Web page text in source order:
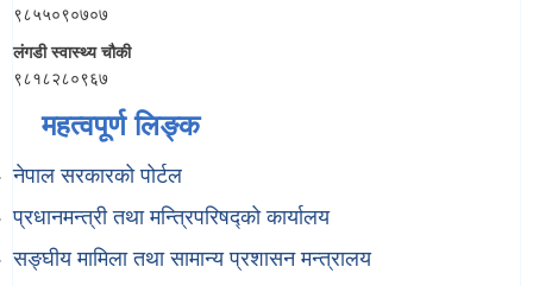
९८५५०९०७०७
लंगडी स्वास्थ्य चौकी
९८१८२८०९६७
महत्वपूर्ण लिङ्क
नेपाल सरकारको पोर्टल
प्रधानमन्त्री तथा मन्त्रिपरिषद्को कार्यालय
सङ्घीय मामिला तथा सामान्य प्रशासन मन्त्रालय